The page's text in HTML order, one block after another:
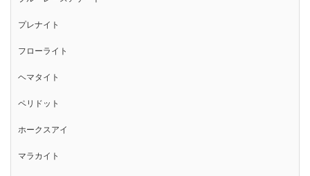
プレナイト
フローライト
ヘマタイト
ペリドット
ホークスアイ
マラカイト